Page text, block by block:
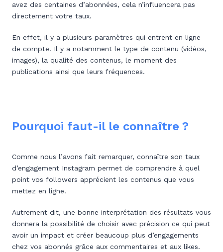
avez des centaines d’abonnées, cela n’influencera pas
directement votre taux.
En effet, il y a plusieurs paramètres qui entrent en ligne
de compte. Il y a notamment le type de contenu (vidéos,
images), la qualité des contenus, le moment des
publications ainsi que leurs fréquences.
Pourquoi faut-il le connaître ?
Comme nous l’avons fait remarquer, connaître son taux
d’engagement Instagram permet de comprendre à quel
point vos followers apprécient les contenus que vous
mettez en ligne.
Autrement dit, une bonne interprétation des résultats vous
donnera la possibilité de choisir avec précision ce qui peut
avoir un impact et créer beaucoup plus d’engagements
chez vos abonnés grâce aux commentaires et aux likes.